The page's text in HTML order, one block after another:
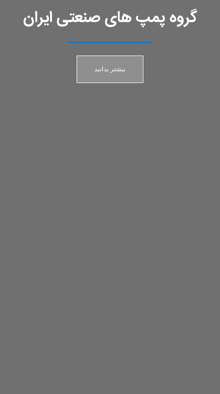
گروه پمپ های صنعتی ایران
بیشتر بدانید
ریخته گری پمپ